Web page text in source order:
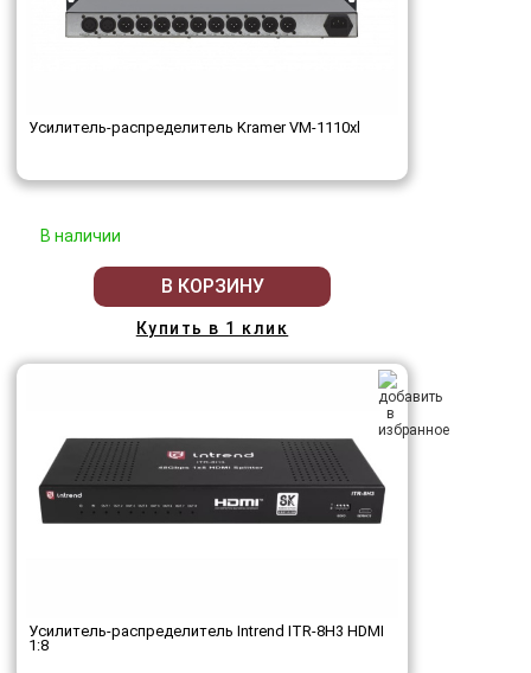
Усилитель-распределитель Kramer VM-1110xl
В наличии
В КОРЗИНУ
Купить в 1 клик
Усилитель-распределитель Intrend ITR-8H3 HDMI
1:8